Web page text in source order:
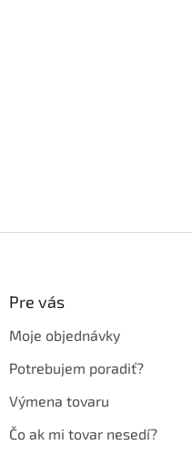
Pre vás
Moje objednávky
Potrebujem poradiť?
Výmena tovaru
Čo ak mi tovar nesedí?